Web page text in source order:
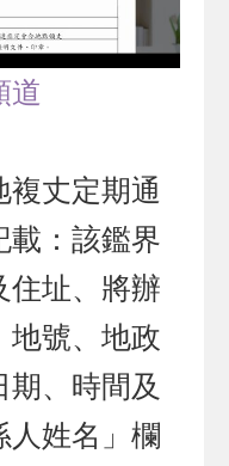
道
複丈定期通
載：該鑑界
住址、將辦
地號、地政
、時間及
人姓名」欄